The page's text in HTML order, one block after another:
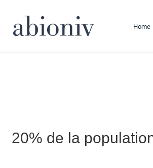
Home
20% de la